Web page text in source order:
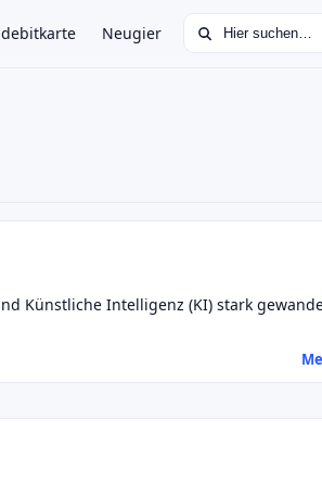
debitkarte Neugier Suchen nach:
Künstliche Intelligenz (KI) stark